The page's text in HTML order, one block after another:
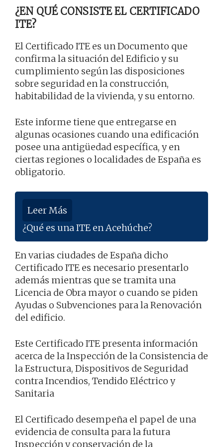
¿EN QUÉ CONSISTE EL CERTIFICADO
ITE?
El Certificado ITE es un Documento que
confirma la situación del Edificio y su
cumplimiento según las disposiciones
sobre seguridad en la construcción,
habitabilidad de la vivienda, y su entorno.
Este informe tiene que entregarse en
algunas ocasiones cuando una edificación
posee una antigüedad específica, y en
ciertas regiones o localidades de España es
obligatorio.
Leer Más
¿Qué es una ITE en Acehúche?
En varias ciudades de España dicho
Certificado ITE es necesario presentarlo
además mientras que se tramita una
Licencia de Obra mayor o cuando se piden
Ayudas o Subvenciones para la Renovación
del edificio.
Este Certificado ITE presenta información
acerca de la Inspección de la Consistencia de
la Estructura, Dispositivos de Seguridad
contra Incendios, Tendido Eléctrico y
Sanitaria
El Certificado desempeña el papel de una
evidencia de consulta para la futura
Inspección y conservación de la